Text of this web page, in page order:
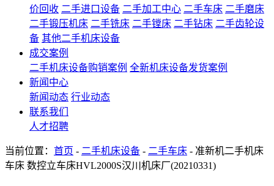
价回收 二手进口设备 二手加工中心 二手车床 二手磨床
二手锻压机床 二手铣床 二手镗床 二手钻床 二手齿轮设
备 其他二手机床设备
成交案例
二手机床设备购销案例 全新机床设备发货案例
新闻中心
新闻动态 行业动态
联系我们
人才招聘
当前位置： 首页 - 二手机床设备 - 二手车床 - 准新机二手机床
车床 数控立车床HVL2000S汉川机床厂(20210331)